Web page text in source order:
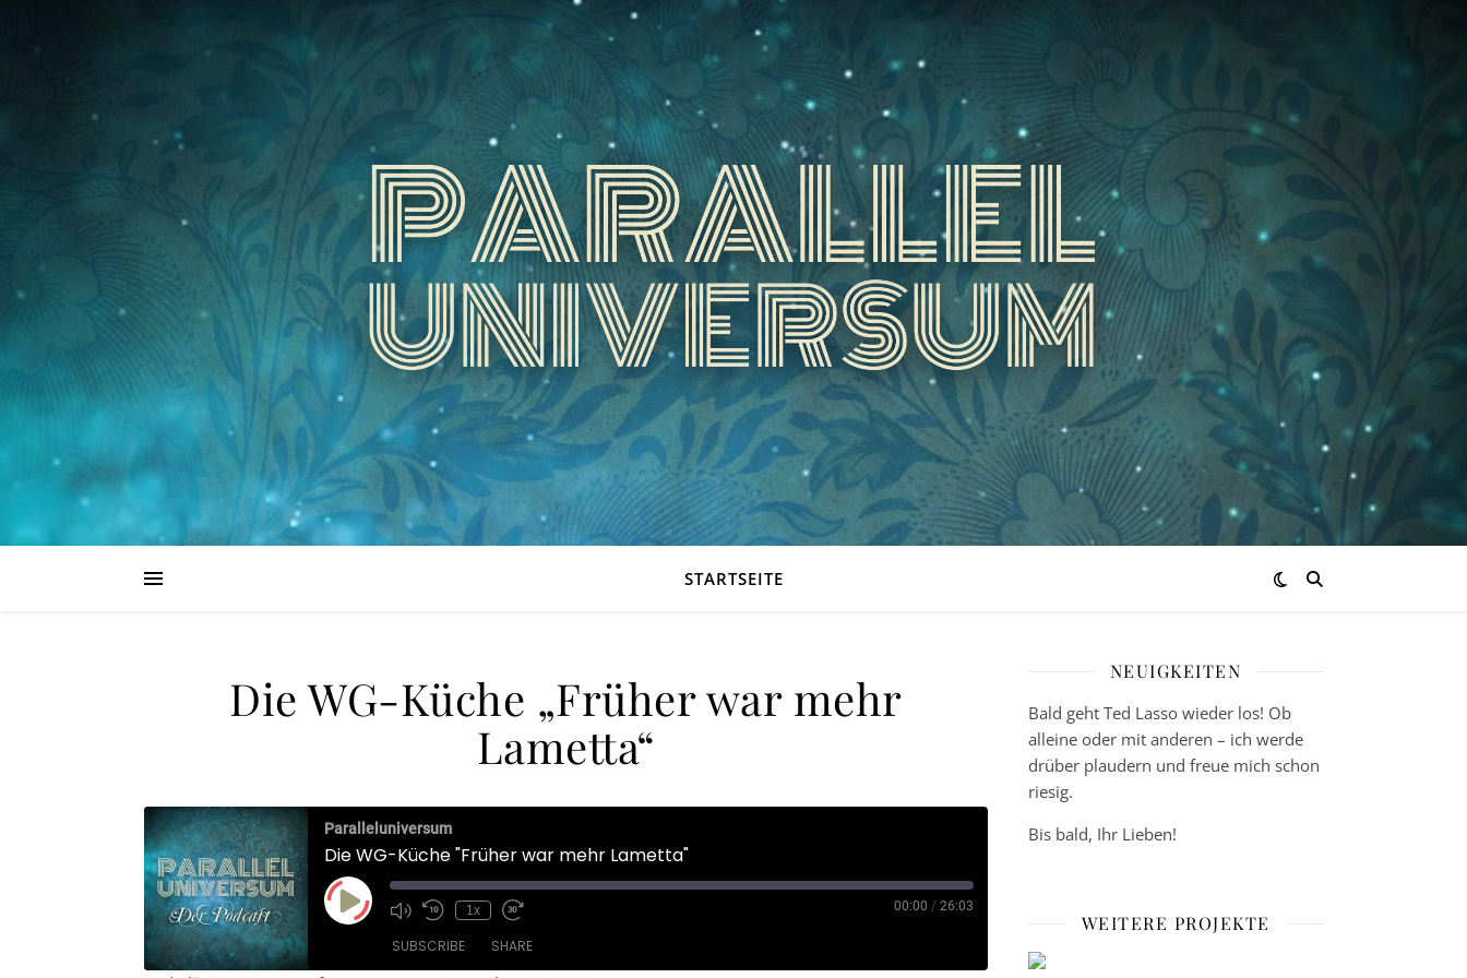
STARTSEITE
Die WG-Küche „Früher war mehr
Lametta“
Paralleluniversum
Die WG-Küche "Früher war mehr Lametta"
Play Episode 1x 00:00 / 26:03
SUBSCRIBE SHARE
NEUIGKEITEN
Bald geht Ted Lasso wieder los! Ob
alleine oder mit anderen – ich werde
drüber plaudern und freue mich schon
riesig.
Bis bald, Ihr Lieben!
WEITERE PROJEKTE